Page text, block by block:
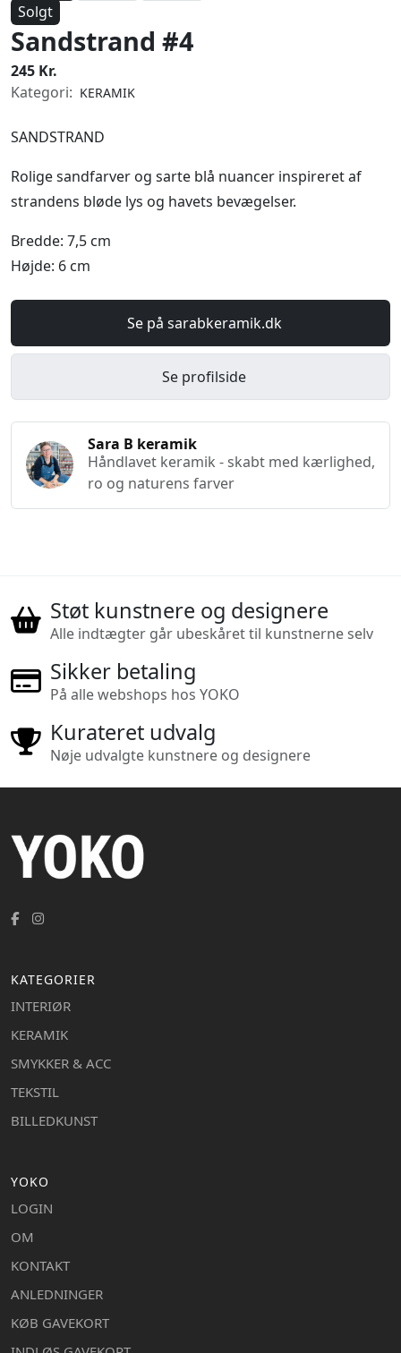
Solgt
Sandstrand #4
245 Kr.
Kategori: KERAMIK
SANDSTRAND
Rolige sandfarver og sarte blå nuancer inspireret af
strandens bløde lys og havets bevægelser.
Bredde: 7,5 cm
Højde: 6 cm
Se på sarabkeramik.dk
Se profilside
Sara B keramik
Håndlavet keramik - skabt med kærlighed,
ro og naturens farver
Støt kunstnere og designere
Alle indtægter går ubeskåret til kunstnerne selv
Sikker betaling
På alle webshops hos YOKO
Kurateret udvalg
Nøje udvalgte kunstnere og designere
KATEGORIER
INTERIØR
KERAMIK
SMYKKER & ACC
TEKSTIL
BILLEDKUNST
YOKO
LOGIN
OM
KONTAKT
ANLEDNINGER
KØB GAVEKORT